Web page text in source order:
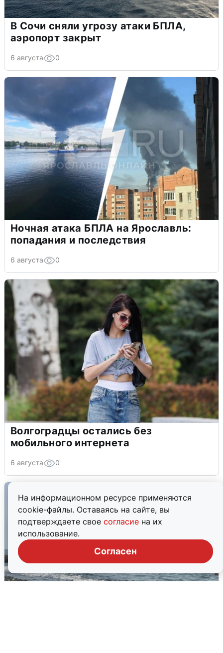
На информационном ресурсе применяются
cookie-файлы. Оставаясь на сайте, вы
подтверждаете свое согласие на их
использование.
Согласен
В Сочи сняли угрозу атаки БПЛА,
аэропорт закрыт
6 августа 0
Ночная атака БПЛА на Ярославль:
попадания и последствия
6 августа 0
Волгоградцы остались без
мобильного интернета
6 августа 0